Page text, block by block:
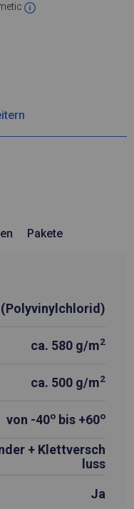
Pakete
(Polyvinylchlorid)
ca. 580 g/m2
ca. 500 g/m2
von -40o bis +60o
+ Klettversch
luss
Ja